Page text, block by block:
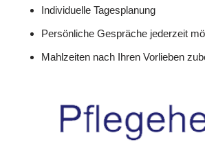
Individuelle Tagesplanung
Persönliche Gespräche jederzeit
Mahlzeiten nach Ihren Vorlieben